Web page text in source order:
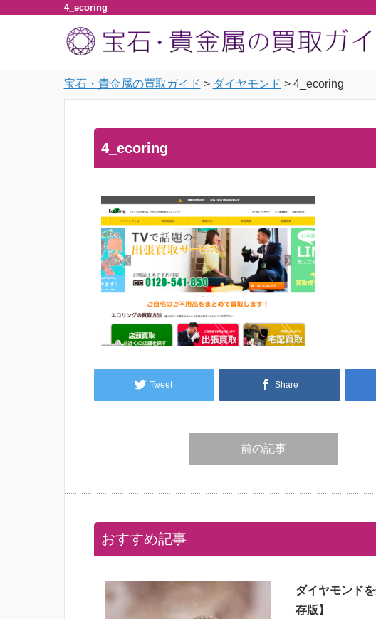
4_ecoring
宝石・貴金属の買取ガイド > ダイヤモンド > 4_ecoring
4_ecoring
Tweet Share
前の記事
おすすめ記事
ダイヤモンド
存版】